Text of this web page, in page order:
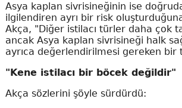
Asya kaplan sivrisineğinin ise
ilgilendiren ayrı bir risk
Akça, "Diğer istilacı türler daha çok
ancak Asya kaplan sivrisineği halk
ayrıca değerlendirilmesi gereken bir
"Kene istilacı bir böcek değildir"
Akça sözlerini şöyle sürdürdü: